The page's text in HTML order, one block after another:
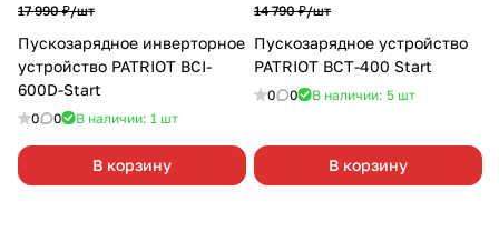
17 990 ₽/шт
Пускозарядное инверторное
устройство PATRIOT BCI-
600D-Start
0 0 В наличии: 1 шт
В корзину
14 790 ₽/шт
Пускозарядное устройство
PATRIOT BCT-400 Start
0 0 В наличии: 5 шт
В корзину